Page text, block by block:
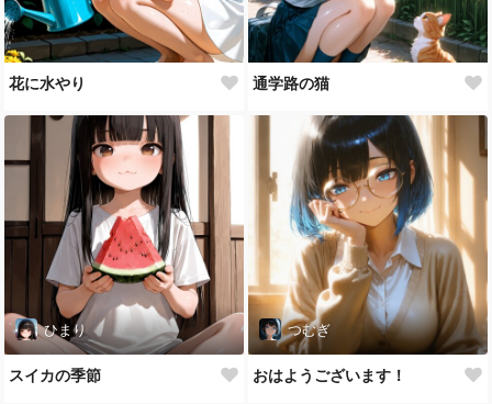
花に水やり 通学路の猫
ひまり
スイカの季節
つむぎ
おはようございます！